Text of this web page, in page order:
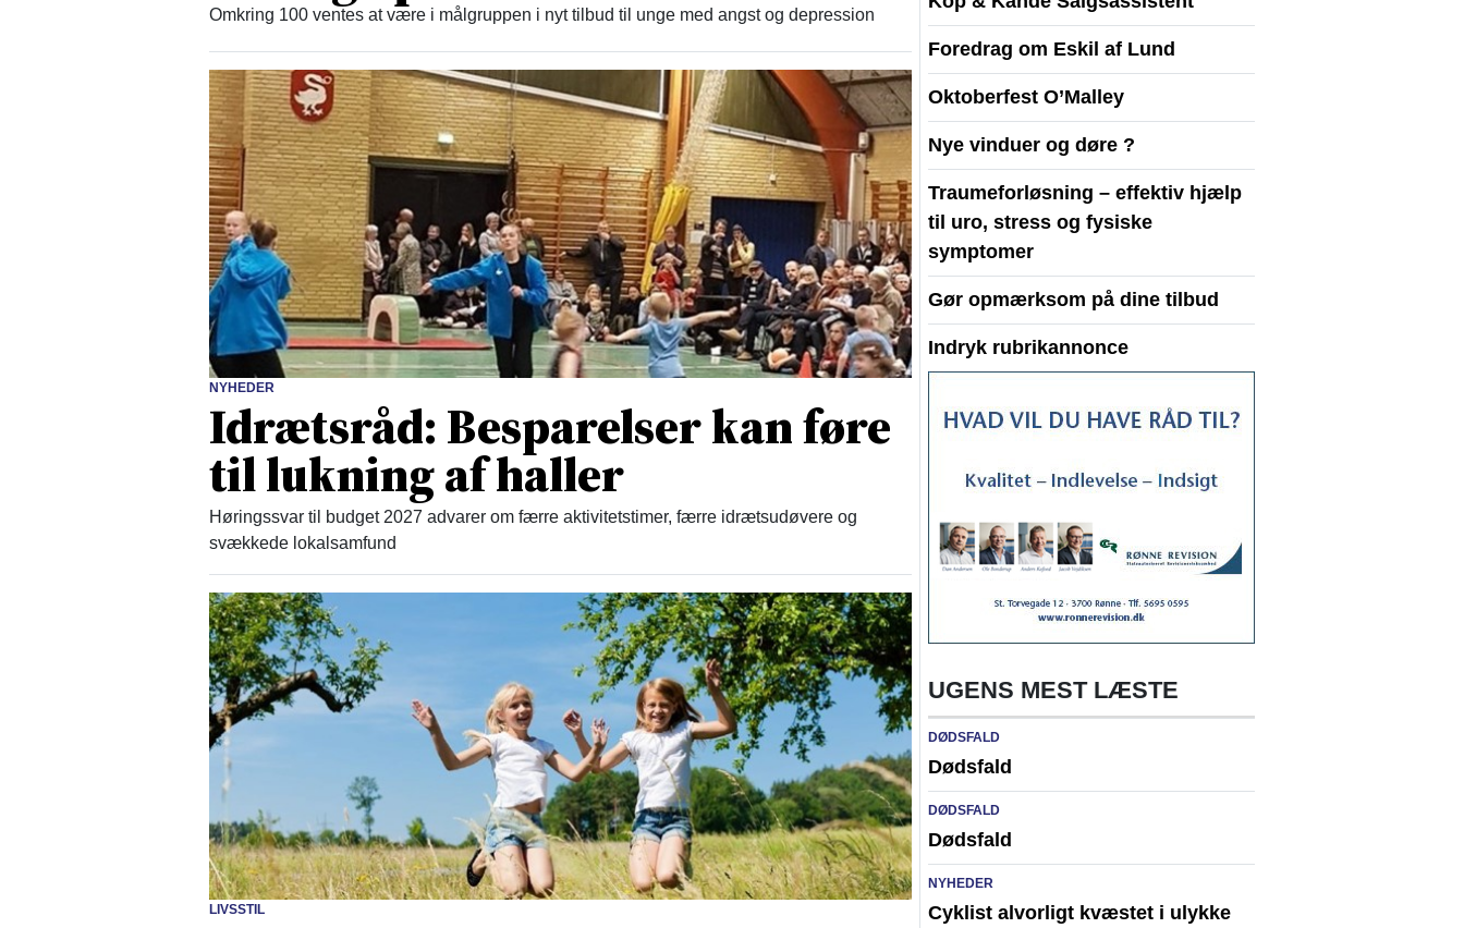
Omkring 100 ventes at være i målgruppen i nyt tilbud til unge med angst og depression
NYHEDER
Idrætsråd: Besparelser kan føre
til lukning af haller
Høringssvar til budget 2027 advarer om færre aktivitetstimer, færre idrætsudøvere og
svækkede lokalsamfund
LIVSSTIL
Foredrag om Eskil af Lund
Oktoberfest O’Malley
Nye vinduer og døre ?
Traumeforløsning – effektiv hjælp
til uro, stress og fysiske
symptomer
Gør opmærksom på dine tilbud
Indryk rubrikannonce
UGENS MEST LÆSTE
DØDSFALD
Dødsfald
DØDSFALD
Dødsfald
NYHEDER
Cyklist alvorligt kvæstet i ulykke